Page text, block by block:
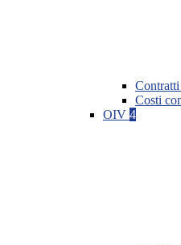
Costi
OIV 4